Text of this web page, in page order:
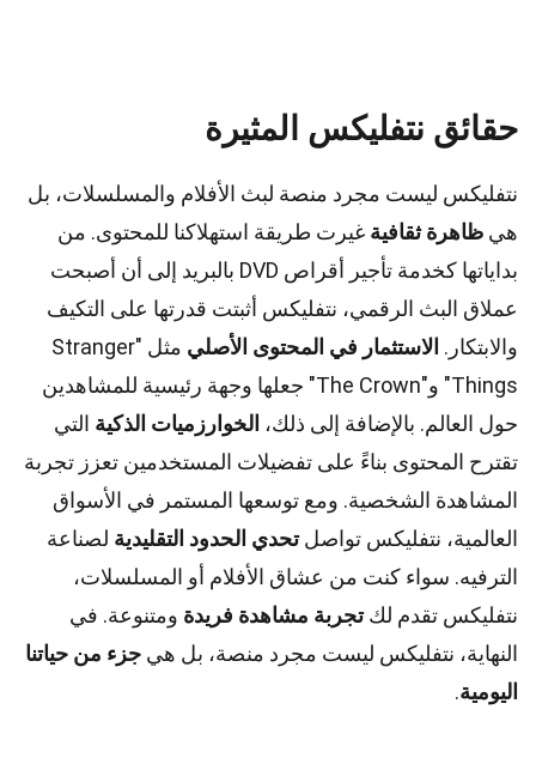
حقائق نتفليكس المثيرة
نتفليكس ليست مجرد منصة لبث الأفلام والمسلسلات، بل
هي ظاهرة ثقافية غيرت طريقة استهلاكنا للمحتوى. من
بداياتها كخدمة تأجير أقراص DVD بالبريد إلى أن أصبحت
عملاق البث الرقمي، نتفليكس أثبتت قدرتها على التكيف
والابتكار. الاستثمار في المحتوى الأصلي
مثل "Stranger
Things" و"The Crown" جعلها وجهة رئيسية للمشاهدين
حول العالم. بالإضافة إلى ذلك، الخوارزميات الذكية التي
تقترح المحتوى بناءً على تفضيلات المستخدمين تعزز تجربة
المشاهدة الشخصية. ومع توسعها المستمر في الأسواق
العالمية، نتفليكس تواصلتحدي الحدود التقليدية لصناعة
الترفيه. سواء كنت من عشاق الأفلام أو المسلسلات،
نتفليكس تقدم لكتجربة مشاهدة فريدة ومتنوعة. في
النهاية، نتفليكس ليست مجرد منصة، بل هي جزء من حياتنا
اليومية.